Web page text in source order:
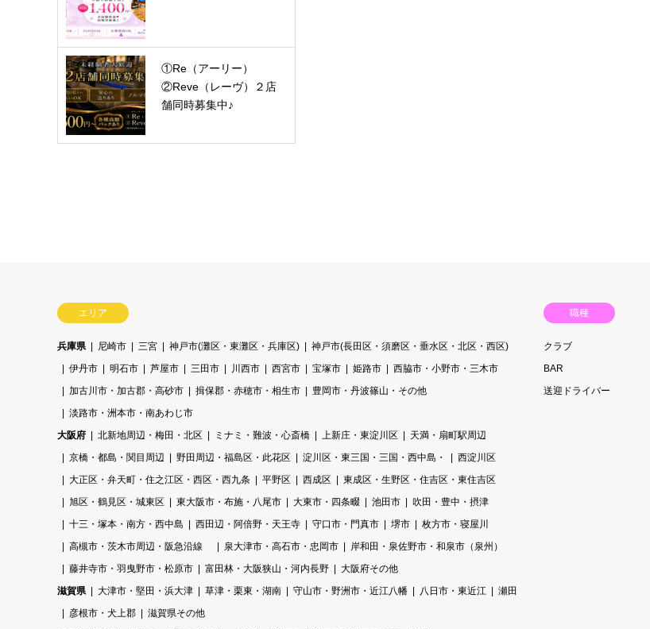
①Re（アーリー）
②Reve（レーヴ）２店
舗同時募集中♪
エリア
兵庫県 尼崎市 三宮 神戸市(灘区・東灘区・兵庫区)
神戸市(長田区・須磨区・垂水区・北区・西区)
伊丹市
明石市 芦屋市 三田市 川西市 西宮市 宝塚市 姫路市
西脇市・小野市・三木市
加古川市・加古郡・高砂市
揖保郡・赤穂市・相生市
豊岡市・丹波篠山・その他
淡路市・洲本市・南あわじ市
大阪府
北新地周辺・梅田・北区 ミナミ・難波・心斎橋 上新庄・東淀川区
天満・扇町駅周辺
京橋・都島・関目周辺
野田周辺・福島区・此花区 淀川区・東三国・三国・西中島・
西淀川区
大正区・弁天町・住之江区・西区・西九条
平野区 西成区
東成区・生野区・住吉区・東住吉区
旭区・鶴見区・城東区
東大阪市・布施・八尾市 大東市・四条畷 池田市
吹田・豊中・摂津
十三・塚本・南方・西中島
西田辺・阿倍野・天王寺 守口市・門真市 堺市
枚方市・寝屋川
高槻市・茨木市周辺・阪急沿線
泉大津市・高石市・忠岡市
岸和田・泉佐野市・和泉市（泉州）
藤井寺市・羽曳野市・松原市
富田林・大阪狭山・河内長野
大阪府その他
滋賀県
大津市・堅田・浜大津 草津・栗東・湖南 守山市・野洲市・近江八幡 八日市・東近江
瀬田
彦根市・犬上郡
滋賀県その他
職種
クラブ
BAR
送迎ドライバー